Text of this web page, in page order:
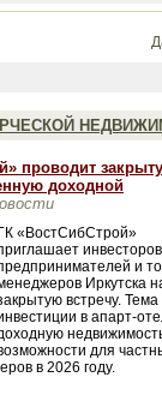
проводит
доходной
ГК «ВостСибСтрой»
и
Иркутска
встречу.
в апарт-
для
в 2026 году.